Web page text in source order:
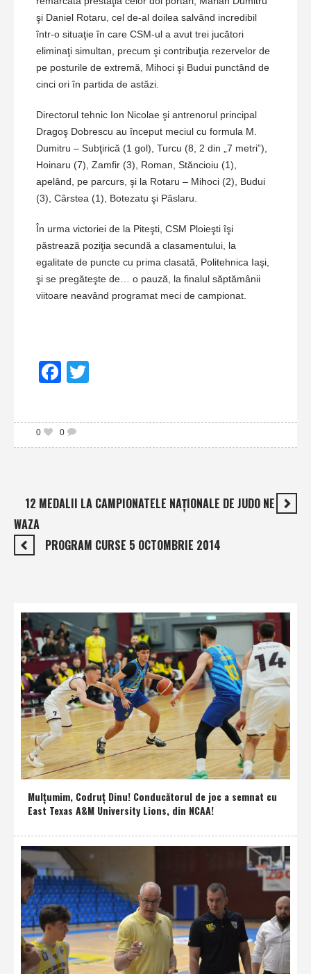
şi Daniel Rotaru, cel de-al doilea salvând incredibil
într-o situaţie în care CSM-ul a avut trei jucători
eliminaţi simultan, precum şi contribuţia rezervelor de
pe posturile de extremă, Mihoci şi Budui punctând de
cinci ori în partida de astăzi.
Directorul tehnic Ion Nicolae şi antrenorul principal
Dragoş Dobrescu au început meciul cu formula M.
Dumitru – Subţirică (1 gol), Turcu (8, 2 din „7 metri”),
Hoinaru (7), Zamfir (3), Roman, Stăncioiu (1),
apelând, pe parcurs, şi la Rotaru – Mihoci (2), Budui
(3), Cârstea (1), Botezatu şi Pâslaru.
În urma victoriei de la Piteşti, CSM Ploieşti îşi
păstrează poziţia secundă a clasamentului, la
egalitate de puncte cu prima clasată, Politehnica Iaşi,
şi se pregăteşte de… o pauză, la finalul săptămânii
viitoare neavând programat meci de campionat.
Facebook
0
0
12 MEDALII LA CAMPIONATELE NAŢIONALE DE JUDO NE
WAZA
PROGRAM CURSE 5 OCTOMBRIE 2014
Mulţumim, Codruţ Dinu! Conducătorul de joc a semnat cu
East Texas A&M University Lions, din NCAA!